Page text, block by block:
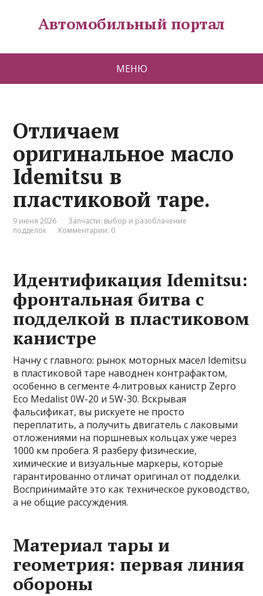
Автомобильный портал
МЕНЮ
Отличаем
оригинальное масло
Idemitsu в
пластиковой таре.
9 июня 2026
Запчасти: выбор и разоблачение
подделок
Комментарии: 0
Идентификация Idemitsu:
фронтальная битва с
подделкой в пластиковом
канистре
Начну с главного: рынок моторных масел Idemitsu
в пластиковой таре наводнен контрафактом,
особенно в сегменте 4-литровых канистр Zepro
Eco Medalist 0W-20 и 5W-30. Вскрывая
фальсификат, вы рискуете не просто
переплатить, а получить двигатель с лаковыми
отложениями на поршневых кольцах уже через
1000 км пробега. Я разберу физические,
химические и визуальные маркеры, которые
гарантированно отличат оригинал от подделки.
Воспринимайте это как техническое руководство,
а не общие рассуждения.
Материал тары и
геометрия: первая линия
обороны